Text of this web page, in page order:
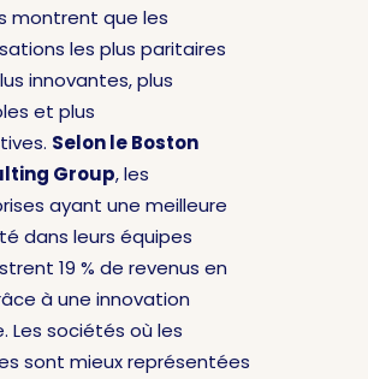
montrent que les
les plus paritaires
innovantes, plus
et plus
Selon le Boston
Group, les
ayant une meilleure
dans leurs équipes
19 % de revenus en
à une innovation
Les sociétés où les
sont mieux représentées